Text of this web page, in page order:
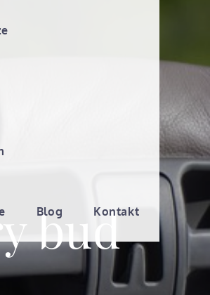
Blog Kontakt
bud